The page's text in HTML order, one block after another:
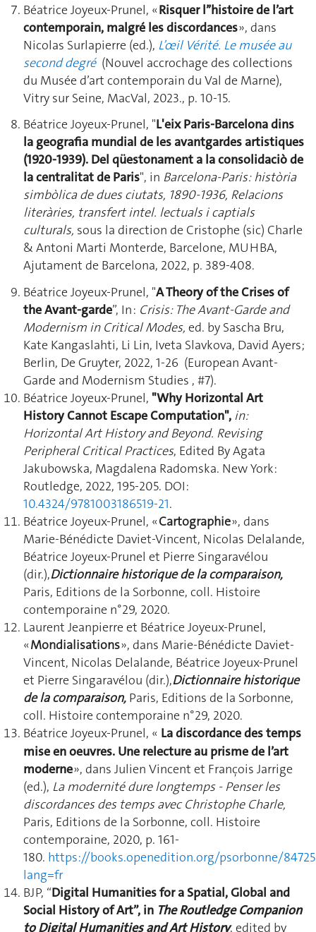
Béatrice Joyeux-Prunel, «Risquer l’’histoire de l’art
contemporain, malgré les discordances», dans
Nicolas Surlapierre (ed.), L’œil Vérité. Le musée au
second degré (Nouvel accrochage des collections
du Musée d’art contemporain du Val de Marne),
Vitry sur Seine, MacVal, 2023., p. 10-15.
Béatrice Joyeux-Prunel, "L'eix Paris-Barcelona dins
la geografia mundial de les avantgardes artistiques
(1920-1939). Del qüestonament a la consolidaciò de
la centralitat de Paris", in Barcelona-Paris: història
simbòlica de dues ciutats, 1890-1936, Relacions
literàries, transfert intel. lectuals i captials
culturals, sous la direction de Cristophe (sic) Charle
& Antoni Marti Monterde, Barcelone, MUHBA,
Ajutament de Barcelona, 2022, p. 389-408.
Béatrice Joyeux-Prunel, "A Theory of the Crises of
the Avant-garde”, In : Crisis: The Avant-Garde and
Modernism in Critical Modes, ed. by Sascha Bru,
Kate Kangaslahti, Li Lin, Iveta Slavkova, David Ayers;
Berlin, De Gruyter, 2022, 1-26 (European Avant-
Garde and Modernism Studies , #7).
Béatrice Joyeux-Prunel, "Why Horizontal Art
History Cannot Escape Computation", in:
Horizontal Art History and Beyond. Revising
Peripheral Critical Practices, Edited By Agata
Jakubowska, Magdalena Radomska. New York:
Routledge, 2022, 195-205. DOI:
10.4324/9781003186519-21.
Béatrice Joyeux-Prunel, «Cartographie», dans
Marie-Bénédicte Daviet-Vincent, Nicolas Delalande,
Béatrice Joyeux-Prunel et Pierre Singaravélou
(dir.),Dictionnaire historique de la comparaison,
Paris, Editions de la Sorbonne, coll. Histoire
contemporaine n°29, 2020.
Laurent Jeanpierre et Béatrice Joyeux-Prunel,
«Mondialisations», dans Marie-Bénédicte Daviet-
Vincent, Nicolas Delalande, Béatrice Joyeux-Prunel
et Pierre Singaravélou (dir.),Dictionnaire historique
de la comparaison, Paris, Editions de la Sorbonne,
coll. Histoire contemporaine n°29, 2020.
Béatrice Joyeux-Prunel, « La discordance des temps
mise en oeuvres. Une relecture au prisme de l’art
moderne», dans Julien Vincent et François Jarrige
(ed.), La modernité dure longtemps - Penser les
discordances des temps avec Christophe Charle,
Paris, Editions de la Sorbonne, coll. Histoire
contemporaine, 2020, p. 161-
180. https://books.openedition.org/psorbonne/
lang=fr
BJP, “Digital Humanities for a Spatial, Global and
Social History of Art”, in The Routledge Companion
to Digital Humanities and Art History, edited by